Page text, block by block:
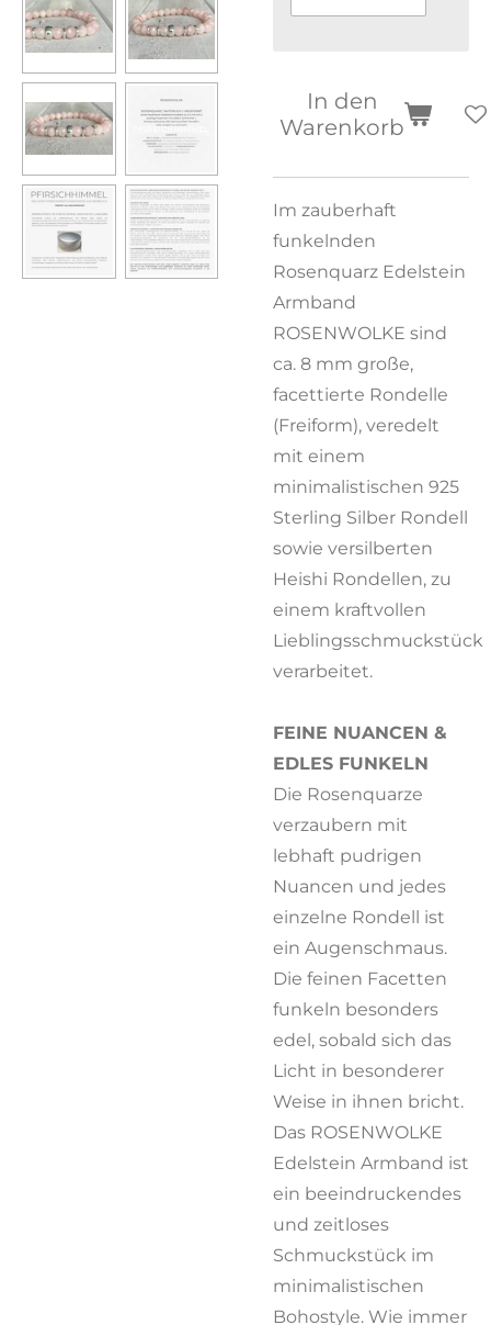
In den
Warenkorb
Im zauberhaft
funkelnden
Rosenquarz Edelstein
Armband
ROSENWOLKE sind
ca. 8 mm große,
facettierte Rondelle
(Freiform), veredelt
mit einem
minimalistischen 925
Sterling Silber Rondell
sowie versilberten
Heishi Rondellen, zu
einem kraftvollen
Lieblingsschmuckstück
verarbeitet.
FEINE NUANCEN &
EDLES FUNKELN
Die Rosenquarze
verzaubern mit
lebhaft pudrigen
Nuancen und jedes
einzelne Rondell ist
ein Augenschmaus.
Die feinen Facetten
funkeln besonders
edel, sobald sich das
Licht in besonderer
Weise in ihnen bricht.
Das ROSENWOLKE
Edelstein Armband ist
ein beeindruckendes
und zeitloses
Schmuckstück im
minimalistischen
Bohostyle. Wie immer